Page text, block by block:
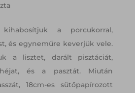
a porcukorral,
és egyneműre keverjük vele.
a lisztet, darált pisztáciát,
és a pasztát. Miután
18cm-es sütőpapírozott